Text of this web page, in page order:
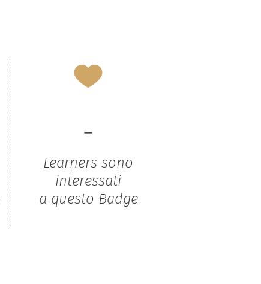
-
Learners sono
interessati
a questo Badge